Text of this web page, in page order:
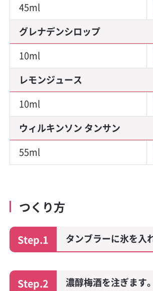
45ml
グレナデンシロップ
10ml
レモンジュース
10ml
ウィルキンソン タンサン
55ml
つくり方
Step.1 タンブラーに氷を入
Step.2 濃醇梅酒を注ぎます